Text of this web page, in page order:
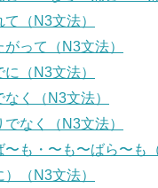
（N3文法）
って（N3文法）
（N3文法）
く（N3文法）
なく（N3文法）
も・〜も〜ばら〜も
（N3文法）